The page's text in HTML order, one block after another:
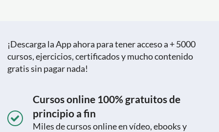
¡Descarga la App ahora para tener acceso a + 5000
cursos, ejercicios, certificados y mucho contenido
gratis sin pagar nada!
Cursos online 100% gratuitos de
principio a fin
Miles de cursos online en vídeo, ebooks y